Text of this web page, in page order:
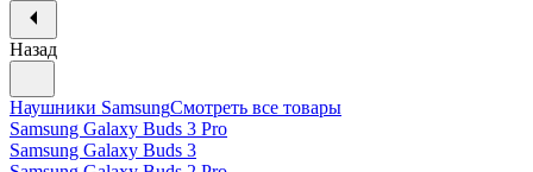
Назад
Наушники SamsungСмотреть все товары
Samsung Galaxy Buds 3 Pro
Samsung Galaxy Buds 3